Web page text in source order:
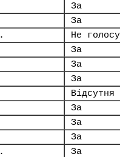
За
За
Не
За
За
За
Відсутня
За
За
За
За